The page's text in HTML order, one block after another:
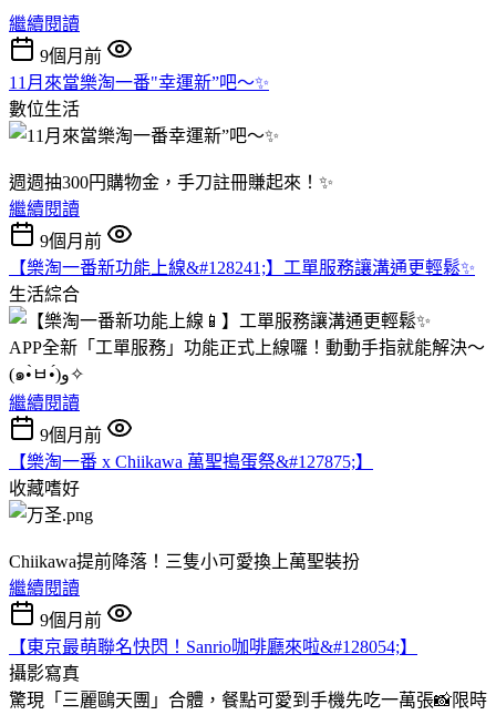
繼續閱讀
9個月前
11月來當樂淘一番"幸運新”吧～✨
數位生活
週週抽300円購物金，手刀註冊賺起來！✨
繼續閱讀
9個月前
【樂淘一番新功能上線&#128241;】工單服務讓溝通更輕鬆✨
生活綜合
APP全新「工單服務」功能正式上線囉！動動手指就能解決～
(๑•̀ㅂ•́)و✧
繼續閱讀
9個月前
【樂淘一番 x Chiikawa 萬聖搗蛋祭&#127875;】
收藏嗜好
Chiikawa提前降落！三隻小可愛換上萬聖裝扮
繼續閱讀
9個月前
【東京最萌聯名快閃！Sanrio咖啡廳來啦&#128054;】
攝影寫真
驚現「三麗鷗天團」合體，餐點可愛到手機先吃一萬張📸限時